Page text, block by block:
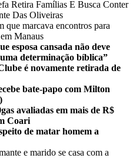
Retira Famílias E Busca Conter
Das Oliveiras
que marcava encontros para
Manaus
esposa cansada não deve
determinação bíblica”
é novamente retirada de
bate-papo com Milton
avaliadas em mais de R$
Coari
de matar homem a
e marido se casa com a